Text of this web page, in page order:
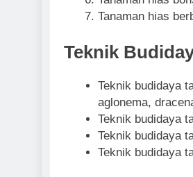
Tanaman hias
Teknik
Teknik budidaya
aglonema,
Teknik budidaya
Teknik budidaya
Teknik budidaya